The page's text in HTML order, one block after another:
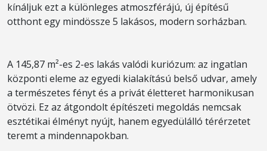
kínáljuk ezt a különleges atmoszférájú, új építésű
otthont egy mindössze 5 lakásos, modern sorházban.
A 145,87 m²-es 2-es lakás valódi kuriózum: az ingatlan
központi eleme az egyedi kialakítású belső udvar, amely
a természetes fényt és a privát életteret harmonikusan
ötvözi. Ez az átgondolt építészeti megoldás nemcsak
esztétikai élményt nyújt, hanem egyedülálló térérzetet
teremt a mindennapokban.